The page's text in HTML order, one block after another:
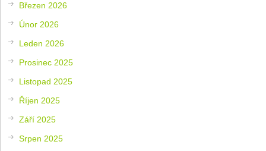
Březen 2026
Únor 2026
Leden 2026
Prosinec 2025
Listopad 2025
Říjen 2025
Září 2025
Srpen 2025